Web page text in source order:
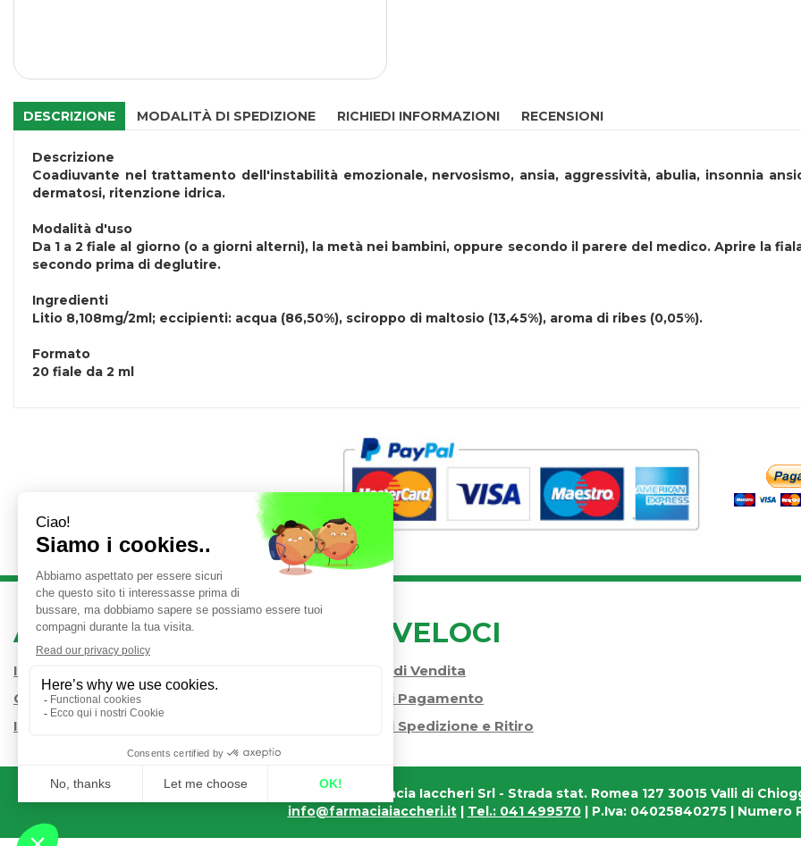
DESCRIZIONE MODALITÀ DI SPEDIZIONE RICHIEDI INFORMAZIONI RECENSIONI
Descrizione
Coadiuvante nel trattamento dell'instabilità emozionale, nervosismo, ansia, aggressività, abulia, insonnia
dermatosi, ritenzione idrica.
Modalità d'uso
Da 1 a 2 fiale al giorno (o a giorni alterni), la metà nei bambini, oppure secondo il parere del medico. Aprire la
secondo prima di deglutire.
Ingredienti
Litio 8,108mg/2ml; eccipienti: acqua (86,50%), sciroppo di maltosio (13,45%), aroma di ribes (0,05%).
Formato
20 fiale da 2 ml
AREA UTENTE
Iscrizione alla Newsletter
Contatti
Informativa Privacy
LINK VELOCI
Condizioni di Vendita
Modalità di Pagamento
Modalità di Spedizione e Ritiro
Farmacia Iaccheri Srl - Strada stat. Romea 127 30015 Valli di
info@farmaciaiaccheri.it| Tel.: 041 499570| P.Iva: 04025840275 | Numero